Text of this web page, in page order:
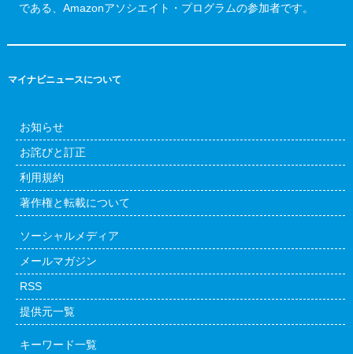
である、Amazonアソシエイト・プログラムの参加者です。
マイナビニュースについて
お知らせ
お詫びと訂正
利用規約
著作権と転載について
ソーシャルメディア
メールマガジン
RSS
提供元一覧
キーワード一覧